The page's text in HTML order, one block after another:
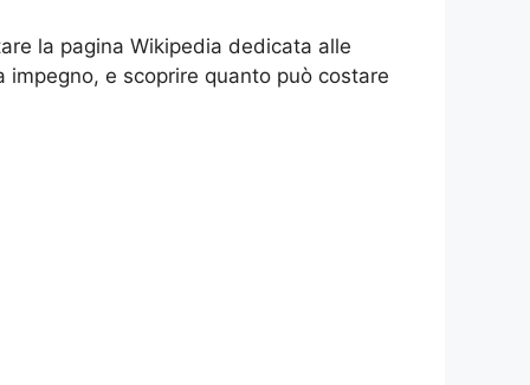
la pagina Wikipedia dedicata alle
e scoprire quanto può costare